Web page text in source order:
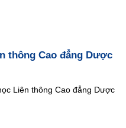
thông Cao đẳng Dược
Liên thông Cao đẳng Dược